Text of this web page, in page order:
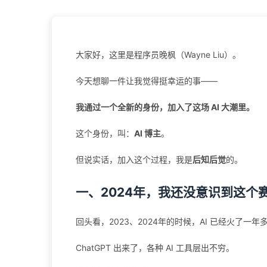
大家好，这里是程序员晚枫（Wayne Liu）。
今天想聊一件让我觉得挺幸运的事——
我通过一个全新的身份，加入了这场 AI 大潮里。
这个身份，叫： AI 博主。
但说实话，加入这个过程，我是后知后觉的。
一、2024年，我还没意识到这个
回头看，2023、2024年的时候，AI 已经火了一年多
ChatGPT 出来了，各种 AI 工具层出不穷。